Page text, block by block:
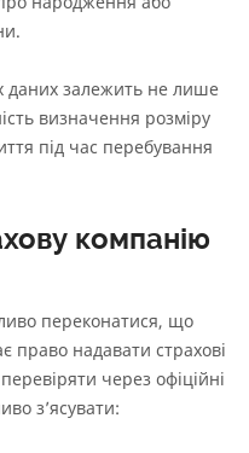
даних залежить не лише
визначення розміру
під час перебування
компанію
переконатися, що
право надавати страхові
через офіційні
з’ясувати: